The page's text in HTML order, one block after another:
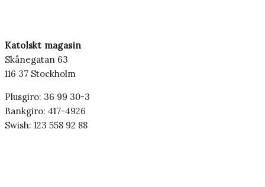
Katolskt magasin
Skånegatan 63
116 37 Stockholm
Plusgiro: 36 99 30-3
Bankgiro: 417-4926
Swish: 123 558 92 88